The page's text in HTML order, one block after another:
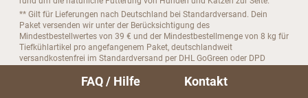
** Gilt für Lieferungen nach Deutschland bei Standardversand. Dein
Paket versenden wir unter der Berücksichtigung des
Mindestbestellwertes von 39 € und der Mindestbestellmenge von 8 kg für
Tiefkühlartikel pro angefangenem Paket, deutschlandweit
versandkostenfrei im Standardversand per DHL GoGreen oder DPD
ausschließlich per DPD Express verschickt werden. Die Frist für die
FAQ / Hilfe Kontakt